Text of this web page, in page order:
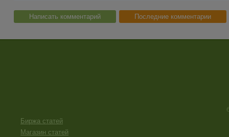
Написать комментарий Последние комментарии
Биржа статей
Магазин статей